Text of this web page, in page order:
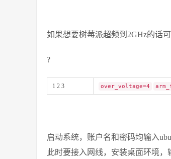
如果想要树莓派超频到2GHz的话
?
1 2 3 over_voltage=4
启动系统，账户名和密码均输入
此时要接入网线，安装桌面环境，